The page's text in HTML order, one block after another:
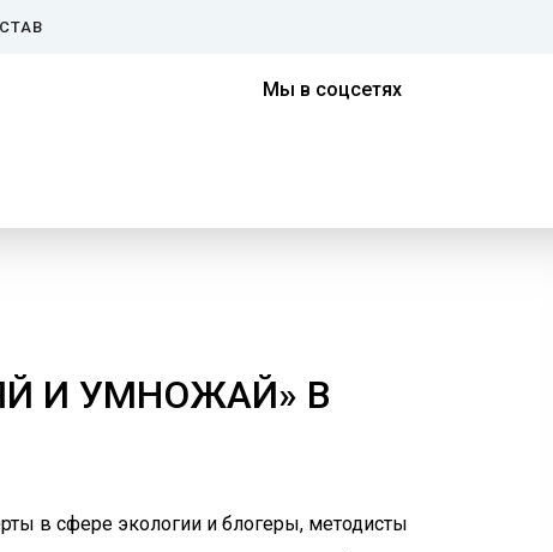
Мы в соцсетях
И УМНОЖАЙ» В
в сфере экологии и блогеры, методисты